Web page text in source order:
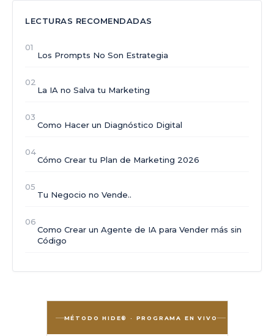
LECTURAS RECOMENDADAS
01
Los Prompts No Son Estrategia
02
La IA no Salva tu Marketing
03
Como Hacer un Diagnóstico Digital
04
Cómo Crear tu Plan de Marketing 2026
05
Tu Negocio no Vende..
06
Como Crear un Agente de IA para Vender más sin
Código
MÉTODO HIDE® · PROGRAMA EN VIVO